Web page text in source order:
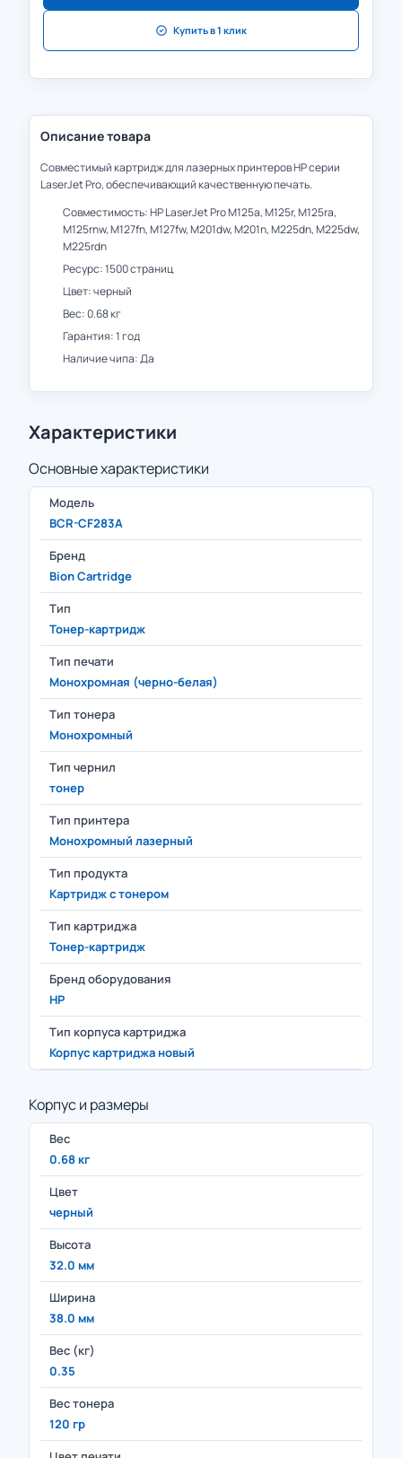
Купить в 1 клик
Описание товара
Совместимый картридж для лазерных принтеров HP серии
LaserJet Pro, обеспечивающий качественную печать.
Совместимость: HP LaserJet Pro M125a, M125r, M125ra,
M125rnw, M127fn, M127fw, M201dw, M201n, M225dn, M225dw,
M225rdn
Ресурс: 1500 страниц
Цвет: черный
Вес: 0.68 кг
Гарантия: 1 год
Наличие чипа: Да
Характеристики
Основные характеристики
Модель
BCR-CF283A
Бренд
Bion Cartridge
Тип
Тонер-картридж
Тип печати
Монохромная (черно-белая)
Тип тонера
Монохромный
Тип чернил
тонер
Тип принтера
Монохромный лазерный
Тип продукта
Картридж с тонером
Тип картриджа
Тонер-картридж
Бренд оборудования
HP
Тип корпуса картриджа
Корпус картриджа новый
Корпус и размеры
Вес
0.68 кг
Цвет
черный
Высота
32.0 мм
Ширина
38.0 мм
Вес (кг)
0.35
Вес тонера
120 гр